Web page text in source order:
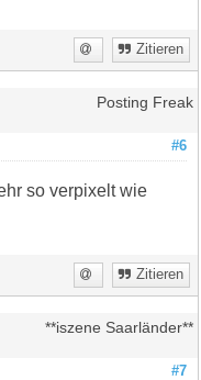
Zitieren
Posting Freak
#6
so verpixelt wie
Zitieren
**iszene Saarländer**
#7